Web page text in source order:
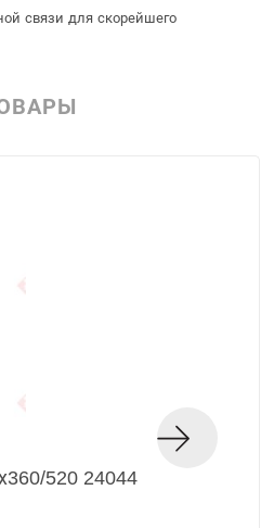
связи для скорейшего
520 24044